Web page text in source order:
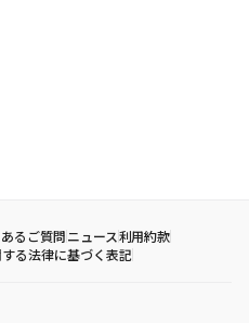
るご質問ニュース利用約款
る法律に基づく表記